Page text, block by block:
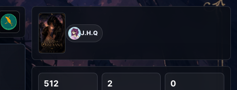
Menu Literunico
J.H.Q
512 2 0